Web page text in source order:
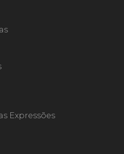
Expressões